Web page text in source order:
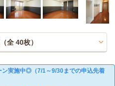
全 40枚）
実施中◎（7/1～9/30までの申込先着